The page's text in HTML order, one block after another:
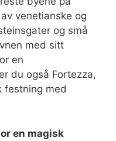
venetianske og
og små
med sitt
en
du også Fortezza,
festning med
en magisk